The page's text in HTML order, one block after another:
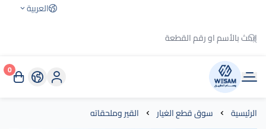
العربية
وسام الطريق
0
الرئيسية سوق قطع الغيار القير وملحقاته